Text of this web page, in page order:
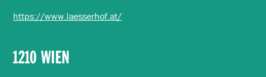
https://www.laesserhof.at/
1210 WIEN